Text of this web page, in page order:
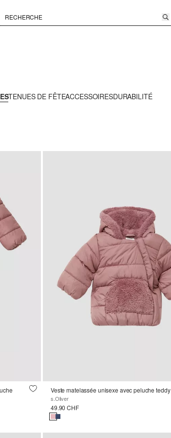
TENUES DE FÊTEACCESSOIRESDURABILITÉ
Veste matelassée unisexe avec peluche teddy
s.Oliver
49.90 CHF